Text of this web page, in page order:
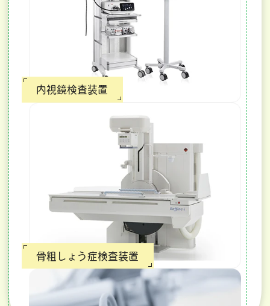
内視鏡検査装置
骨粗しょう症検査装置